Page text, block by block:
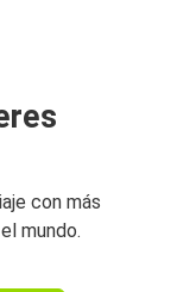
con más
mundo.